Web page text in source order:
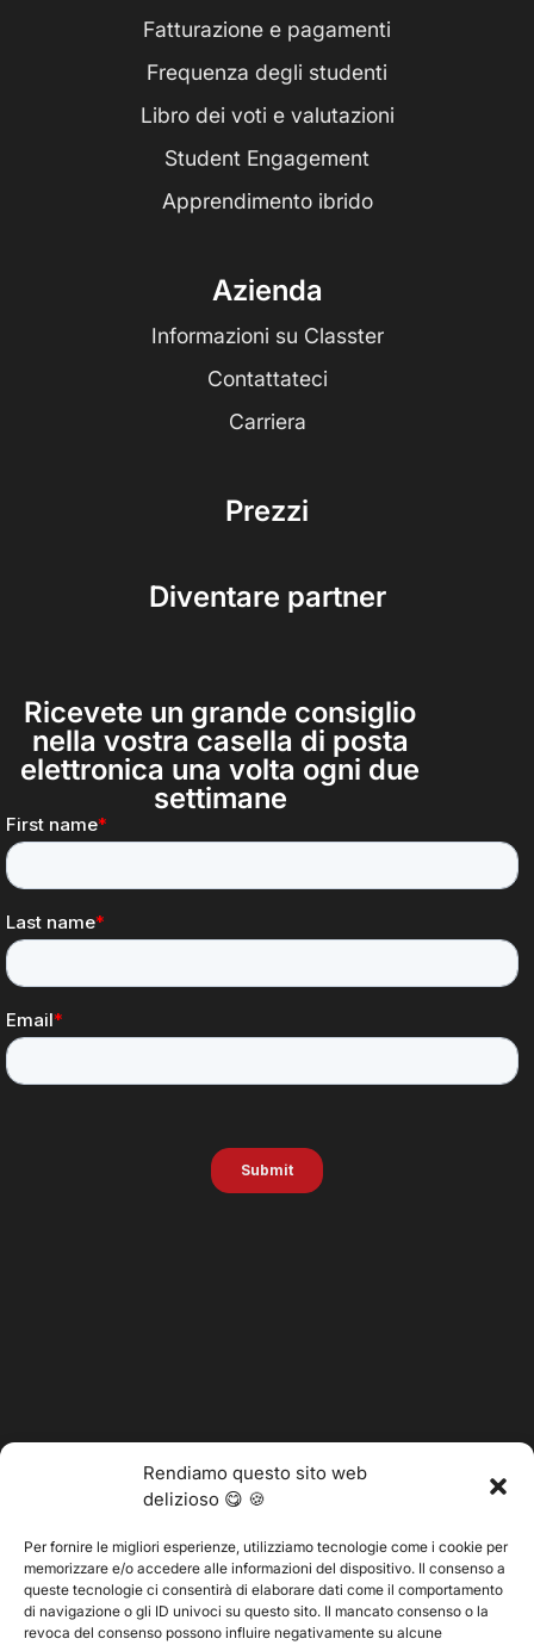
Rendiamo questo sito web
delizioso 😋 🍪
Per fornire le migliori esperienze, utilizziamo tecnologie come i cookie per
memorizzare e/o accedere alle informazioni del dispositivo. Il consenso a
queste tecnologie ci consentirà di elaborare dati come il comportamento
di navigazione o gli ID univoci su questo sito. Il mancato consenso o la
revoca del consenso possono influire negativamente su alcune
Fatturazione e pagamenti
Frequenza degli studenti
Libro dei voti e valutazioni
Student Engagement
Apprendimento ibrido
Azienda
Informazioni su Classter
Contattateci
Carriera
Prezzi
Diventare partner
Ricevete un grande consiglio
nella vostra casella di posta
elettronica una volta ogni due
settimane
@2025 Vertitech. Tutti i diritti riservati.